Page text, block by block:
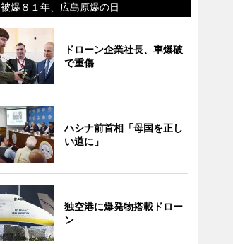
被爆８１年、広島原爆の日
ドローン企業社長、車爆破
で重傷
ハシナ前首相「母国を正し
い道に」
独空港に爆発物搭載ドロー
ン